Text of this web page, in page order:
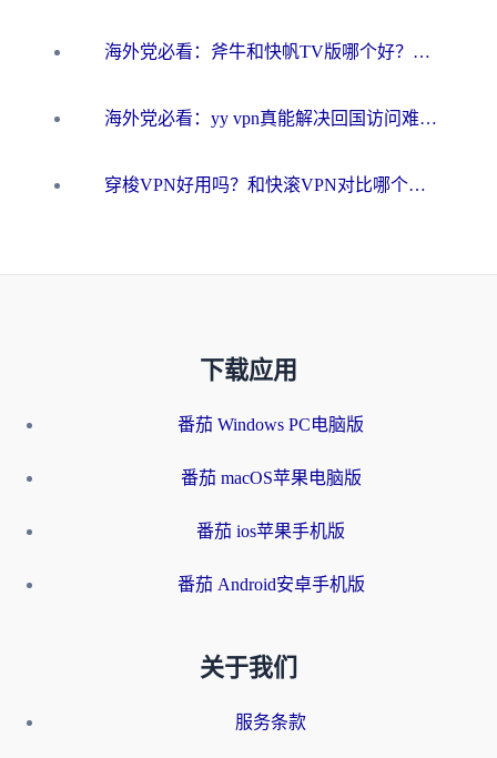
海外党必看：斧牛和快帆TV版哪个好？3分钟选对回国加速器，无缝刷B站、追热剧
海外党必看：yy vpn真能解决回国访问难题？附云极initap测评+免费方案对比
穿梭VPN好用吗？和快滚VPN对比哪个回国效果更好？海外党选回国加速器必看指南
下载应用
番茄 Windows PC电脑版
番茄 macOS苹果电脑版
番茄 ios苹果手机版
番茄 Android安卓手机版
关于我们
服务条款